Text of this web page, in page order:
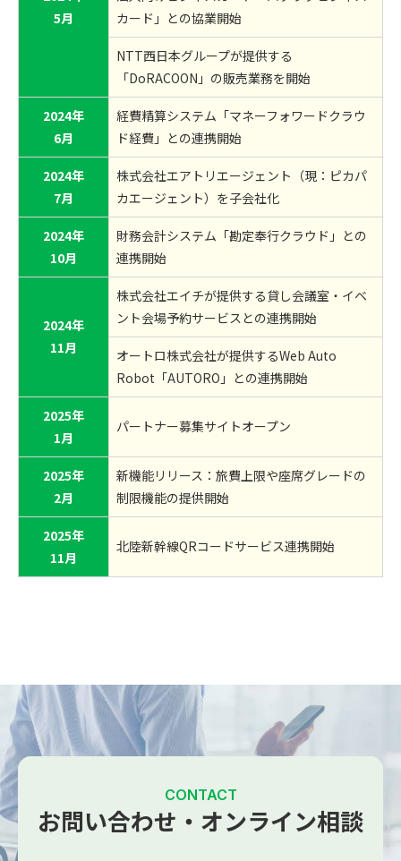
5月
カード」との協業開始
NTT西日本グループが提供する
「DoRACOON」の販売業務を開始
2024年
6月
経費精算システム「マネーフォワードクラウ
ド経費」との連携開始
2024年
7月
株式会社エアトリエージェント（現：ピカパ
カエージェント）を子会社化
2024年
10月
財務会計システム「勘定奉行クラウド」との
連携開始
2024年
11月
株式会社エイチが提供する貸し会議室・イベ
ント会場予約サービスとの連携開始
オートロ株式会社が提供するWeb Auto
Robot「AUTORO」との連携開始
2025年
1月
パートナー募集サイトオープン
2025年
2月
新機能リリース：旅費上限や座席グレードの
制限機能の提供開始
2025年
11月
北陸新幹線QRコードサービス連携開始
CONTACT
お問い合わせ・オンライン相談